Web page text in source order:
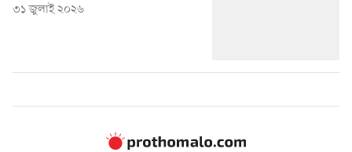
৩১ জুলাই ২০২৬